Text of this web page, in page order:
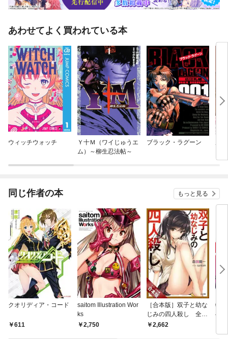
あわせてよく買われている本
ウィッチウォッチ
Ｙ十Ｍ（ワイじゅうエ
ム）～柳生忍法帖～
ブラック・ラグーン
同じ作者の本 もっと見る
クオリディア・コード
611
saitom Illustration Wor
ks
2,750
［合本版］双子と幼な
じみの四人殺し 全４
巻2,662
特
へ